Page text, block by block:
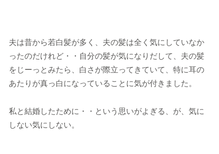
夫は昔から若白髪が多く、夫の髪は全く気にしていなか
ったのだけれど・・自分の髪が気になりだして、夫の髪
をじーっとみたら、白さが際立ってきていて、特に耳の
あたりが真っ白になっていることに気が付きました。
私と結婚したために・・という思いがよぎる、が、気に
しない気にしない。